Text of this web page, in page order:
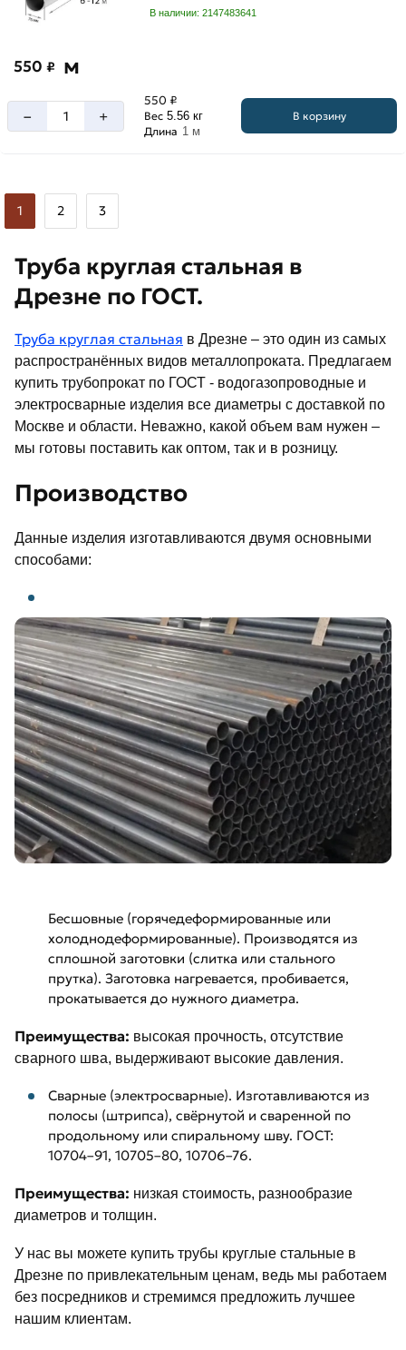
В наличии: 2147483641
550 ₽ м
– +
550 ₽
Вес 5.56 кг
Длина 1 м
В корзину
1 2 3
Труба круглая стальная в
Дрезне по ГОСТ.
Труба круглая стальная в Дрезне – это один из самых
распространённых видов металлопроката. Предлагаем
купить трубопрокат по ГОСТ - водогазопроводные и
электросварные изделия все диаметры с доставкой по
Москве и области. Неважно, какой объем вам нужен –
мы готовы поставить как оптом, так и в розницу.
Производство
Данные изделия изготавливаются двумя основными
способами:
Бесшовные (горячедеформированные или
холоднодеформированные). Производятся из
сплошной заготовки (слитка или стального
прутка). Заготовка нагревается, пробивается,
прокатывается до нужного диаметра.
Преимущества: высокая прочность, отсутствие
сварного шва, выдерживают высокие давления.
Сварные (электросварные). Изготавливаются из
полосы (штрипса), свёрнутой и сваренной по
продольному или спиральному шву. ГОСТ:
10704–91, 10705–80, 10706–76.
Преимущества: низкая стоимость, разнообразие
диаметров и толщин.
У нас вы можете купить трубы круглые стальные в
Дрезне по привлекательным ценам, ведь мы работаем
без посредников и стремимся предложить лучшее
нашим клиентам.